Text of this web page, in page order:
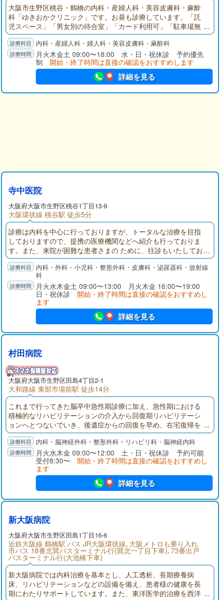
大阪市生野区桃谷・鶴橋の内科・産婦人科・美容皮膚科・麻酔
科「ゆきおかクリニック」です。お昼も診療しています。「託
児スペース」「男女別の待合室」「カード利用可」「駐車場無
料」など、患者様が受診しやすい環境づくりをしています。男
性医師と女性医師の二人体制でカラダの内面・外面両方から健
康にアプローチします。お気軽にご相談ください。
内科・産婦人科・婦人科・美容皮膚科・麻酔科
月火木金土 09:00〜18:00 水・日・祝休診 予約優先
制 開始・終了時間は直接の確認をおすすめします
詳細を見る
寺中医院
大阪府大阪市生野区桃谷1丁目13-9
大阪環状線 桃谷駅 徒歩5分
診療は内科を中心に行っておりますが、トータルな治療を目指
しておりますので、提携の医療機関などへ紹介も行っておりま
す。また、来院が困難な患者さまの ために、往診もいたしてお
ります。
内科・外科・小児科・整形外科・皮膚科・泌尿器科・放射線
科
月火水木金土 09:00〜13:00 月火木金 16:00〜19:00
日・祝休診 開始・終了時間は直接の確認をおすすめし
ます
詳細を見る
村田病院
大阪府大阪市生野区田島4丁目2-1
大和路線 東部市場前駅 徒歩14分
これまで行ってきた脳卒中急性期診療に加え、急性期における
積極的なリハビリテーションの介入から回復期リハビリテーシ
ョンへとつないでいき、後遺症からの回復を早め、在宅復帰を
サポートしています。また、日本脳ドック学会に基づいた脳ド
ック認定施設として、脳卒中予防も進めております。これから
も、新たな治療技術や機器を取り入れつつ「脳神経外科疾患の
総合診療」を提供して参ります。
内科・脳神経外科・整形外科・リハビリ科・脳神経内科
月火水木金 09:00〜12:00 土・日・祝休診 予約可能
受付8:30〜 開始・終了時間は直接の確認をおすすめし
ます
詳細を見る
新大阪病院
大阪府大阪市生野区田島1丁目16-6
近鉄大阪線 鶴橋駅 バス JR大阪環状線､大阪メトロも乗り入れ
市バス 18番北巽バスターミナル行(巽北一丁目下車)､73番出戸
バスターミナル行(大池橋下車)
新大阪病院では内科治療を基本とし、人工透析、長期療養病
床、リハビリテーションなどの設備を備え、患者様の健康を長
期にわたりサポートしています。また、東洋医学的治療を西洋